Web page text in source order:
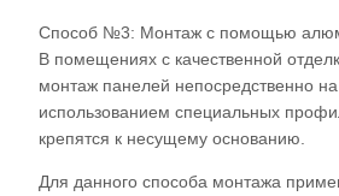
Способ №3: Монтаж с помощью
В помещениях с качественной
монтаж панелей непосредственно на
использованием специальных
крепятся к несущему основанию.
Для данного способа монтажа